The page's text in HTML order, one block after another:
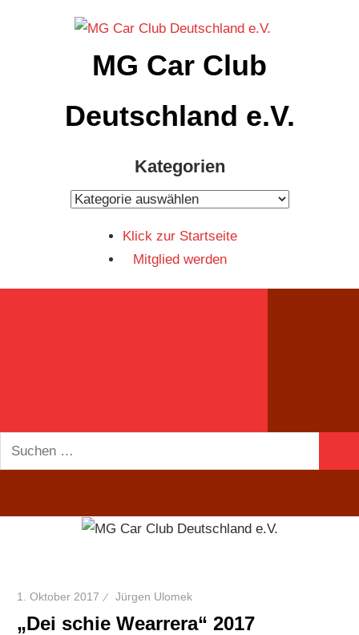
MG Car Club
Deutschland e.V.
Kategorien
Kategorien
Klick zur Startseite
Mitglied werden
Suchen
nach:
1. Oktober 2017 Jürgen Ulomek
„Dei schie Wearrera“ 2017